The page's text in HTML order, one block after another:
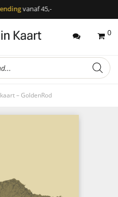
vanaf 45,-
0
– GoldenRod